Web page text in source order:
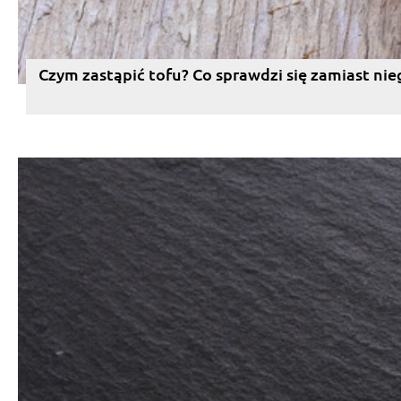
Czym zastąpić tofu? Co sprawdzi się zamiast